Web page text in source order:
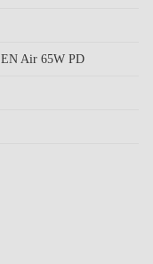
Air 65W PD